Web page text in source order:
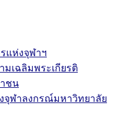
แห่งจุฬาฯ
เฉลิมพระเกียรติ
ชน
จุฬาลงกรณ์มหาวิทยาลัย